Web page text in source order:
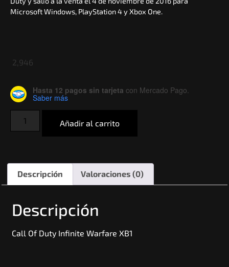
Microsoft Windows, PlayStation 4 y Xbox One.​​
2,946
Hasta 12 pagos sin tarjeta con Mercado Pago.
Saber más
Añadir al carrito
Descripción Valoraciones (0)
Descripción
Call Of Duty Infinite Warfare XB1